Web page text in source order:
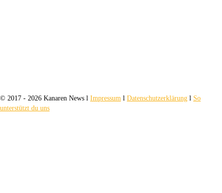
© 2017 - 2026 Kanaren News l Impressum l Datenschutzerklärung l So
unterstützt du uns